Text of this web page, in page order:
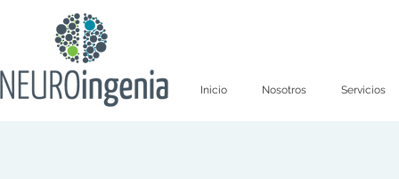
Inicio Nosotros Servicios